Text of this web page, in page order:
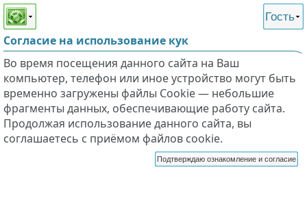
Этот сайт поддерживает
слабовидящих
Гость
Согласие на использование кук
Во время посещения данного сайта на Ваш
компьютер, телефон или иное устройство могут быть
временно загружены файлы Cookie — небольшие
фрагменты данных, обеспечивающие работу сайта.
Продолжая использование данного сайта, вы
соглашаетесь с приёмом файлов cookie.
Подтверждаю ознакомление и согласие